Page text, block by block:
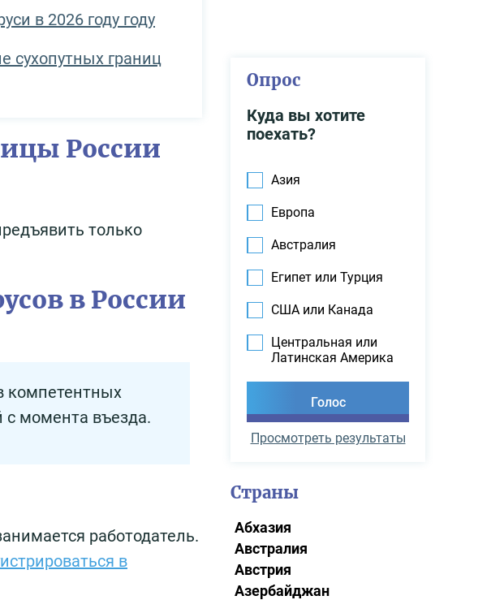
в 2026 году году
сухопутных границ
России
только
в России
компетентных
с момента въезда.
работодатель.
в
Опрос
Куда вы хотите
поехать?
Азия
Европа
Австралия
Египет или Турция
США или Канада
Центральная или
Латинская Америка
Просмотреть результаты
Страны
Абхазия
Австралия
Австрия
Азербайджан